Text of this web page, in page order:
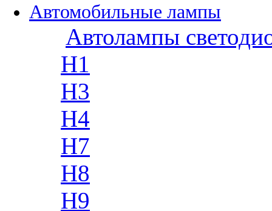
Автомобильные лампы
Автолампы
H1
H3
H4
H7
H8
H9